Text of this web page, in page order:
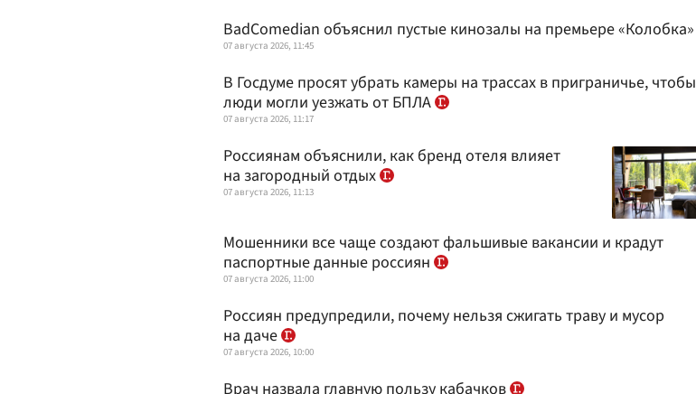
BadComedian объяснил пустые кинозалы на премьере «Колобка»
07 августа 2026, 11:45
В Госдуме просят убрать камеры на трассах в приграничье, чтобы
люди могли уезжать от БПЛА
07 августа 2026, 11:17
Россиянам объяснили, как бренд отеля влияет
на загородный отдых
07 августа 2026, 11:13
Мошенники все чаще создают фальшивые вакансии и крадут
паспортные данные россиян
07 августа 2026, 11:00
Россиян предупредили, почему нельзя сжигать траву и мусор
на даче
07 августа 2026, 10:00
Врач назвала главную пользу кабачков